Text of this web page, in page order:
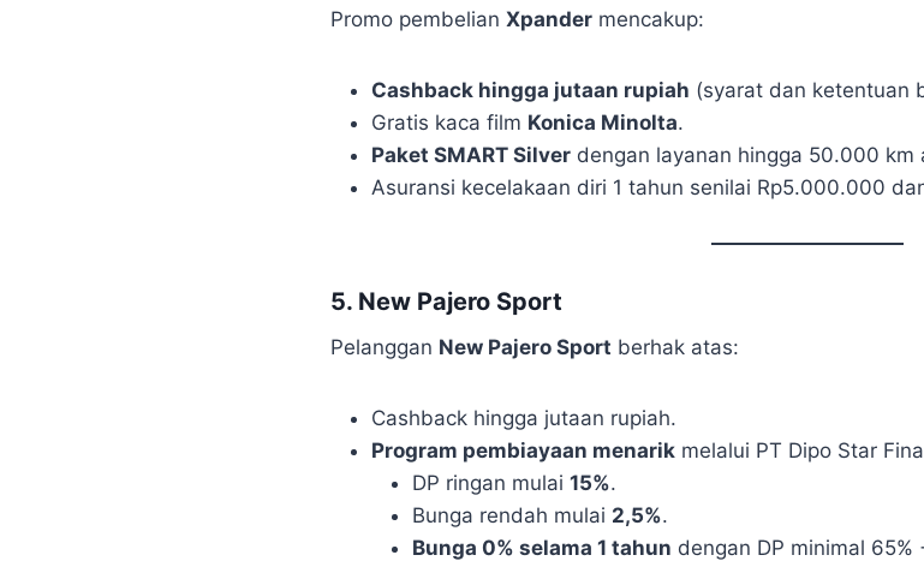
Promo pembelian Xpander mencakup:
Cashback hingga jutaan rupiah (syarat dan ketentuan
Gratis kaca film Konica Minolta.
Paket SMART Silver dengan layanan hingga 50.000 km
Asuransi kecelakaan diri 1 tahun senilai Rp5.000.000
5. New Pajero Sport
Pelanggan New Pajero Sport berhak atas:
Cashback hingga jutaan rupiah.
Program pembiayaan menarik melalui PT Dipo Star
DP ringan mulai 15%.
Bunga rendah mulai 2,5%.
Bunga 0% selama 1 tahun dengan DP minimal